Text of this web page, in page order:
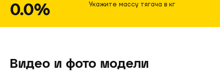
0.0% Укажите массу тягача в кг
Видео и фото модели